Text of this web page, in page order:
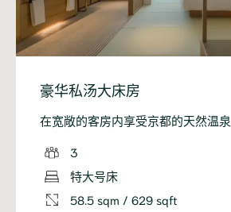
豪华私汤大床房
在宽敞的客房内享受京都的天然温泉
3
特大号床
58.5 sqm / 629 sqft